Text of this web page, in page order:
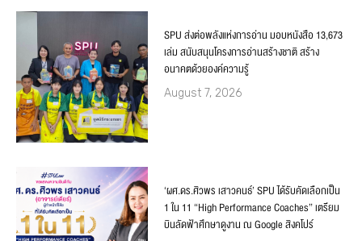
SPU ส่งต่อพลังแห่งการอ่าน มอบหนังสือ 13,673
เล่ม สนับสนุนโครงการอ่านสร้างชาติ สร้าง
อนาคตด้วยองค์ความรู้
August 7, 2026
‘ผศ.ดร.ศิวพร เสาวคนธ์’ SPU ได้รับคัดเลือกเป็น
1 ใน 11 “High Performance Coaches” เตรียม
บินลัดฟ้าศึกษาดูงาน ณ Google สิงคโปร์